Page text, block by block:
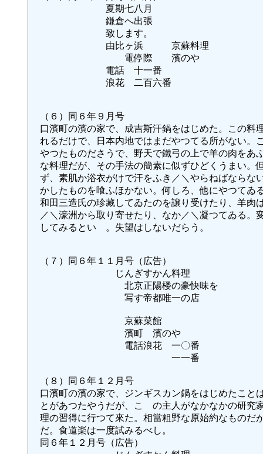
夏期七八月
鎌倉へ出張
致します。
由比ヶ浜 京蘇料理
電停際 濱のや
電話 十一番
浪花 二百六番
（６）同６年９月号
口濱町の濱の家で、成吉斯汗鍋をはじめた。この料
れるだけで、日本内地ではまだやつてる所がない。
やつたものださうで、野天で鐵弓の上で羊の肉をあ
な料理だが、その手法の簡素に似ずひどくうまい。
ず、素肌か浴衣がけで汗をふき／＼やらねばならな
かしたものを喰ふほかない。何しろ、他にやつてゐ
和田三造氏の珍藏してゐたのを譲り受けたり、羊肉
／＼濠洲から取り寄せたり、なか／＼凝つてゐる。
してみるといゝ。失望はしないだらう。
（７）同６年１１月号（広告）
じんぎすかん料理
北京正陽楼の豪快味を
写す帝都唯一の店
京蘇菜館
濱町 濱のや
電話浪花 一〇番
一一番
（８）同６年１２月号
口濱町の濱の家で、ジンギスカン鍋をはじめたこと
とがあつたやうだが、こゝの主人がなかなかの研究
理の習得に行つて來た。相當粗野な原始約なものだ
だ。食道楽は一度試みるべし。
同６年１２月号（広告）